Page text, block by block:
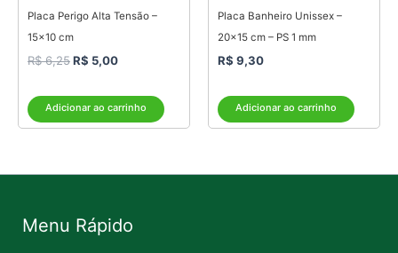
Placa Perigo Alta Tensão –
15×10 cm
R$6,25R$ 5,00
Adicionar ao carrinho
Placa Banheiro Unissex –
20×15 cm – PS 1 mm
R$ 9,30
Adicionar ao carrinho
Menu Rápido